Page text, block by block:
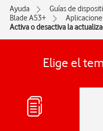
Ayuda Guías de
Blade A53+
Activa o desactiva la
Elige el